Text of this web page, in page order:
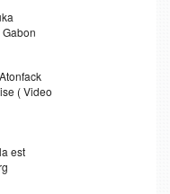
( Video
est